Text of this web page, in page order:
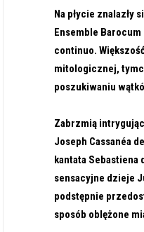
Na płycie
Ensemble
continuo.
mitologicznej,
poszukiwaniu
Zabrzmią
Joseph Cassanéa
kantata Sebastiena
sensacyjne dzieje
podstępnie
sposób oblężone